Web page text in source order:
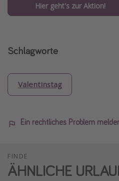
Hier geht's zur Aktion!
Schlagworte
Valentinstag
Ein rechtliches Problem
FINDE
ÄHNLICHE